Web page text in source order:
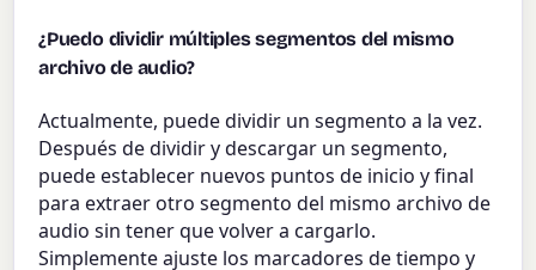
¿Puedo dividir múltiples segmentos del mismo
archivo de audio?
Actualmente, puede dividir un segmento a la vez.
Después de dividir y descargar un segmento,
puede establecer nuevos puntos de inicio y final
para extraer otro segmento del mismo archivo de
audio sin tener que volver a cargarlo.
Simplemente ajuste los marcadores de tiempo y